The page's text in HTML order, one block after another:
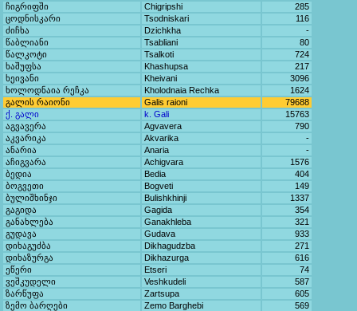
ჩიგრიფში
Chigripshi
285
ცოდნისკარი
Tsodniskari
116
ძიჩხა
Dzichkha
-
წაბლიანი
Tsabliani
80
წალკოტი
Tsalkoti
724
ხაშუფსა
Khashupsa
217
ხეივანი
Kheivani
3096
ხოლოდნაია რეჩკა
Kholodnaia Rechka
1624
გალის რაიონი
Galis raioni
79688
ქ. გალი
k. Gali
15763
აგვავერა
Agvavera
790
აკვარიკა
Akvarika
-
ანარია
Anaria
-
აჩიგვარა
Achigvara
1576
ბედია
Bedia
404
ბოგვეთი
Bogveti
149
ბულიშხინჯი
Bulishkhinji
1337
გაგიდა
Gagida
354
განახლება
Ganakhleba
321
გუდავა
Gudava
933
დიხაგუძბა
Dikhagudzba
271
დიხაზურგა
Dikhazurga
616
ეწერი
Etseri
74
ვეშკუდელი
Veshkudeli
587
ზარწუფა
Zartsupa
605
ზემო ბარღები
Zemo Barghebi
569